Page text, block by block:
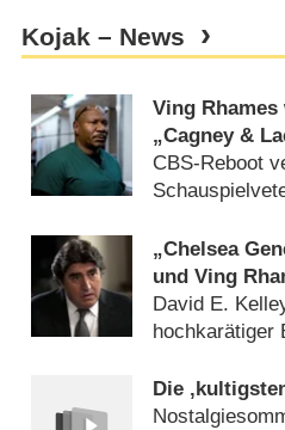
Kojak – News
Ving
„Cagney &
CBS-Reboot
„Chelsea
und Ving
David E.
hochkarätiger
Die